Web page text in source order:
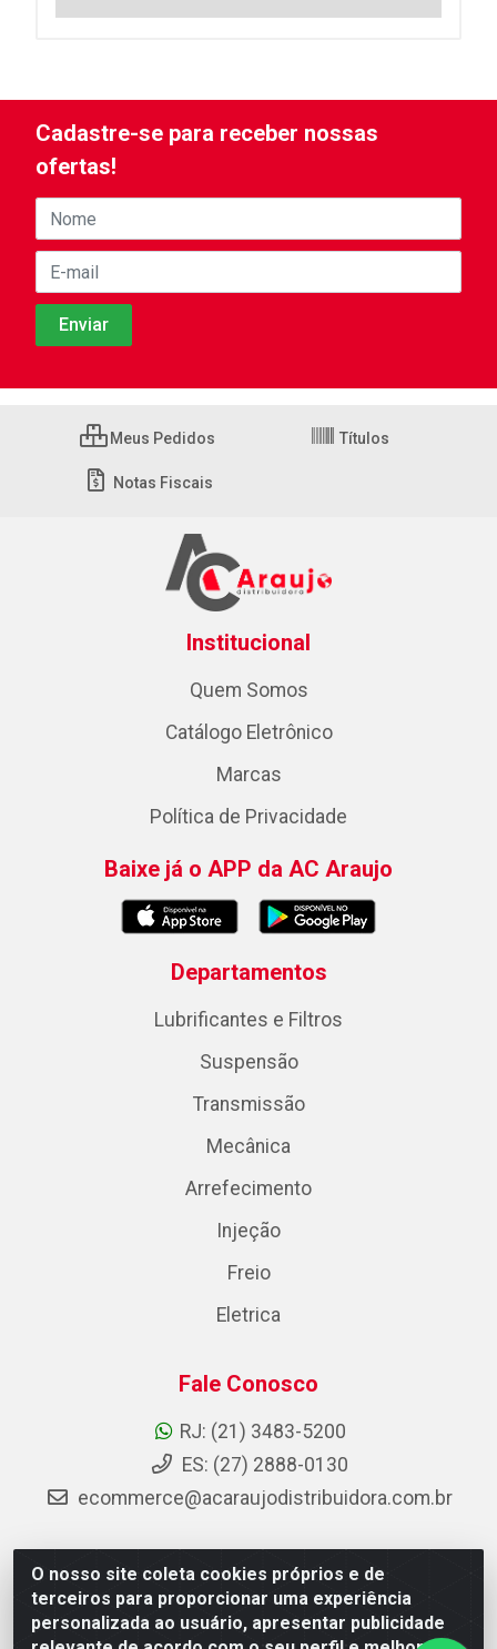
O nosso site coleta cookies próprios e de
terceiros para proporcionar uma experiência
personalizada ao usuário, apresentar publicidade
Cadastre-se para receber nossas
ofertas!
Meus Pedidos Títulos
Notas Fiscais
Institucional
Quem Somos
Catálogo Eletrônico
Marcas
Política de Privacidade
Baixe já o APP da AC Araujo
Departamentos
Lubrificantes e Filtros
Suspensão
Transmissão
Mecânica
Arrefecimento
Injeção
Freio
Eletrica
Fale Conosco
RJ: (21) 3483-5200
ES: (27) 2888-0130
ecommerce@acaraujodistribuidora.com.br
AC Araujo Distribuidora - Rua Carneiro de Campos, 42 -
São Cristóvão, Rio de Janeiro/RJ - CEP 20.920-410 -
CNPJ 08.744.753/0003-85